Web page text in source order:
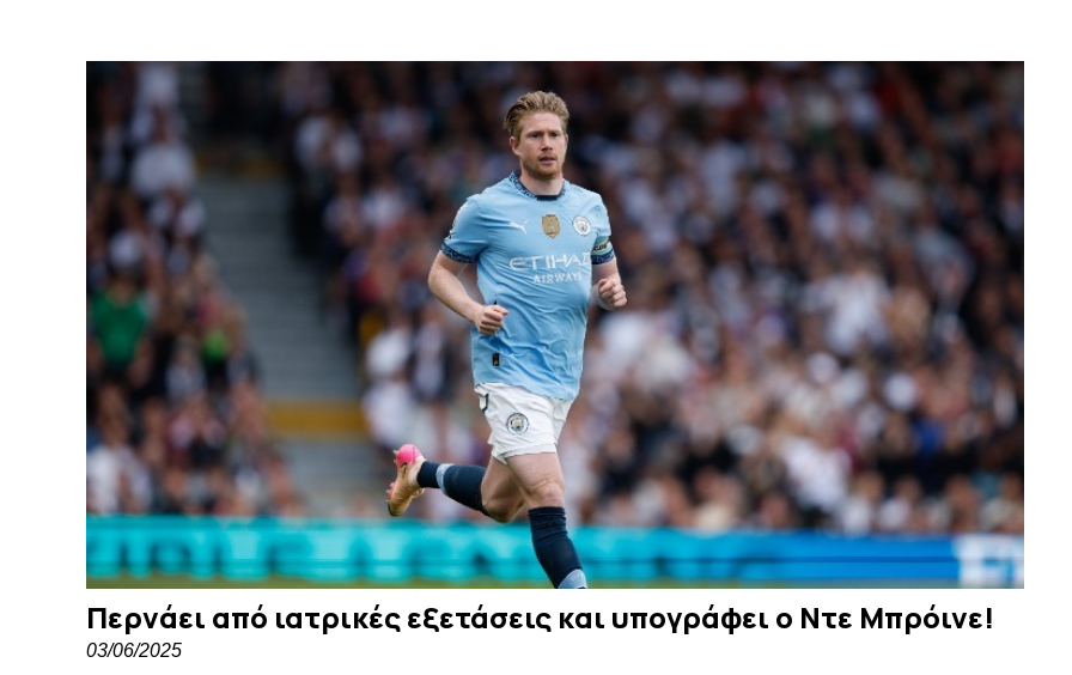
Περνάει από ιατρικές εξετάσεις και υπογράφει ο Ντε Μπρόινε!
03/06/2025